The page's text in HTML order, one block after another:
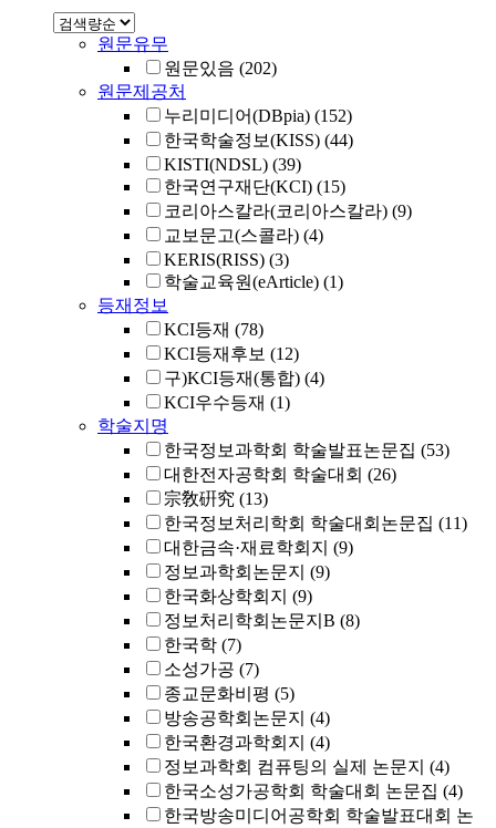
원문유무
원문있음 (202)
원문제공처
누리미디어(DBpia) (152)
한국학술정보(KISS) (44)
KISTI(NDSL) (39)
한국연구재단(KCI) (15)
코리아스칼라(코리아스칼라) (9)
교보문고(스콜라) (4)
KERIS(RISS) (3)
학술교육원(eArticle) (1)
등재정보
KCI등재 (78)
KCI등재후보 (12)
구)KCI등재(통합) (4)
KCI우수등재 (1)
학술지명
한국정보과학회 학술발표논문집 (53)
대한전자공학회 학술대회 (26)
宗敎硏究 (13)
한국정보처리학회 학술대회논문집 (11)
대한금속·재료학회지 (9)
정보과학회논문지 (9)
한국화상학회지 (9)
정보처리학회논문지B (8)
한국학 (7)
소성가공 (7)
종교문화비평 (5)
방송공학회논문지 (4)
한국환경과학회지 (4)
정보과학회 컴퓨팅의 실제 논문지 (4)
한국소성가공학회 학술대회 논문집 (4)
한국방송미디어공학회 학술발표대회 논